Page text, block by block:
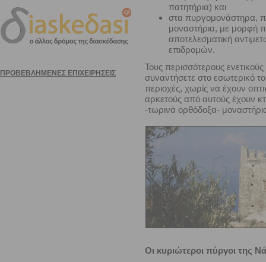
πατητήρια) και
στα πυργομονάστηρα,
μοναστήρια, με μορφή
αποτελεσματική
επιδρομών.
Τους περισσότερους
συναντήσετε στο εσωτερικό
περιοχές, χωρίς να έχουν
αρκετούς από αυτούς έχουν
-τωρινά ορθόδοξα-
Οι κυριώτεροι πύργοι της